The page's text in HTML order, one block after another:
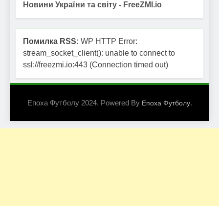
Новини України та світу - FreeZMI.io
Помилка RSS: WP HTTP Error:
stream_socket_client(): unable to connect to
ssl://freezmi.io:443 (Connection timed out)
Епоха Футболу 2024. Powered By Епоха Футболу.